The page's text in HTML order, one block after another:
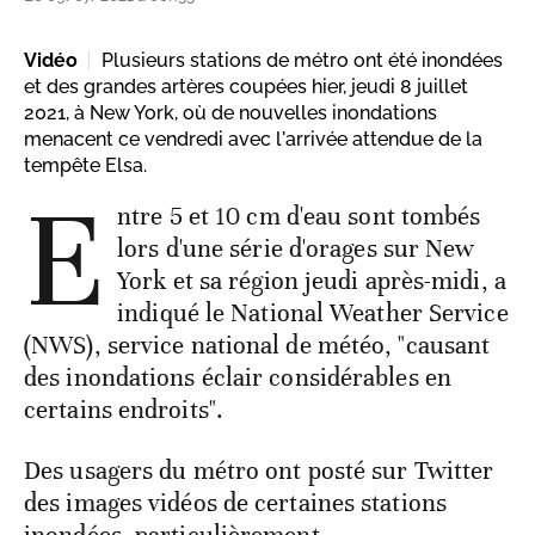
Vidéo
Plusieurs stations de métro ont été inondées
et des grandes artères coupées hier, jeudi 8 juillet
2021, à New York, où de nouvelles inondations
menacent ce vendredi avec l'arrivée attendue de la
tempête Elsa.
E ntre 5 et 10 cm d'eau sont tombés
lors d'une série d'orages sur New
York et sa région jeudi après-midi, a
indiqué le National Weather Service
(NWS), service national de météo, "causant
des inondations éclair considérables en
certains endroits".
Des usagers du métro ont posté sur Twitter
des images vidéos de certaines stations